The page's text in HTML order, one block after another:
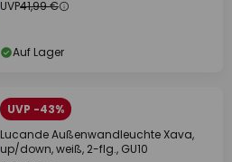
UVP41,99 €
Auf Lager
UVP -43%
Lucande Außenwandleuchte Xava,
up/down, weiß, 2-flg., GU10